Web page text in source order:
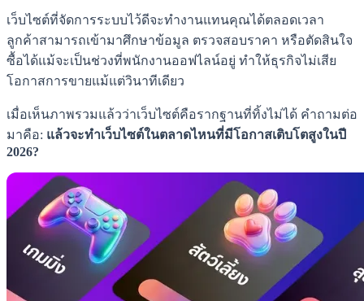
เว็บไซต์ที่จัดการระบบไว้ดีจะทำงานแทนคุณได้ตลอดเวลา
ลูกค้าสามารถเข้ามาศึกษาข้อมูล ตรวจสอบราคา หรือตัดสินใจ
ซื้อได้แม้จะเป็นช่วงที่พนักงานออฟไลน์อยู่ ทำให้ธุรกิจไม่เสีย
โอกาสการขายแม้แต่วินาทีเดียว
เมื่อเห็นภาพรวมแล้วว่าเว็บไซต์คือรากฐานที่ทิ้งไม่ได้ คำถามต่อ
มาคือ: แล้วจะทำเว็บไซต์ในตลาดไหนที่มีโอกาสเติบโตสูงในปี
2026?